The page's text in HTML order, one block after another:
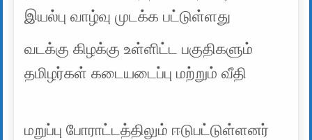
இயல்பு வாழ்வு முடக்க பட்டுள்ளது
வடக்கு கிழக்கு உள்ளிட்ட பகுதிகளும்
தமிழர்கள் கடையடைப்பு மற்றும் வீதி
மறுப்பு போராட்டத்திலும் ஈடுபட்டுள்ளனர்